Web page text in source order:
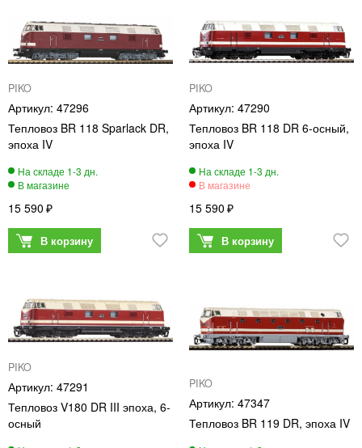
PIKO
47296
Тепловоз BR 118 Sparlack DR,
эпоха IV
15 590
PIKO
47290
Тепловоз BR 118 DR 6-осный,
эпоха IV
15 590
PIKO
47291
Тепловоз V180 DR III эпоха, 6-
осный
PIKO
47347
Тепловоз BR 119 DR, эпоха IV